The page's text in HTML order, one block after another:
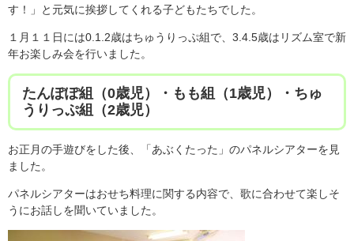
す！」と元気に挨拶してくれる子どもたちでした。
１月１１日には0.1.2歳はちゅうりっぷ組で、3.4.5歳はリズム室で新
年お楽しみ会を行いました。
たんぽぽ組（0歳児）・もも組（1歳児）・ちゅ
うりっぷ組（2歳児）
お正月の手遊びをした後、「あぶくたった」のパネルシアターを見
ました。
パネルシアターはおせち料理に関する内容で、歌に合わせて楽しそ
うにお話しを聞いていました。